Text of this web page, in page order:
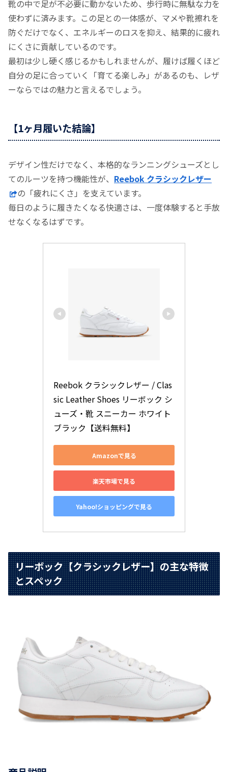
靴の中で足が不必要に動かないため、歩行時に無駄な力を
使わずに済みます。この足との一体感が、マメや靴擦れを
防ぐだけでなく、エネルギーのロスを抑え、結果的に疲れ
にくさに貢献しているのです。
最初は少し硬く感じるかもしれませんが、履けば履くほど
自分の足に合っていく「育てる楽しみ」があるのも、レザ
ーならではの魅力と言えるでしょう。
【1ヶ月履いた結論】
デザイン性だけでなく、本格的なランニングシューズとし
てのルーツを持つ機能性が、 Reebok クラシックレザー
の「疲れにくさ」を支えています。
毎日のように履きたくなる快適さは、一度体験すると手放
せなくなるはずです。
Reebok クラシックレザー / Clas
sic Leather Shoes リーボック シ
ューズ・靴 スニーカー ホワイト
ブラック【送料無料】
Amazonで見る
楽天市場で見る
Yahoo!ショッピングで見る
リーボック【クラシックレザー】の主な特徴
とスペック